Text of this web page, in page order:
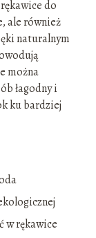
do
ale również
naturalnym
można
łagodny i
ku bardziej
w rękawice